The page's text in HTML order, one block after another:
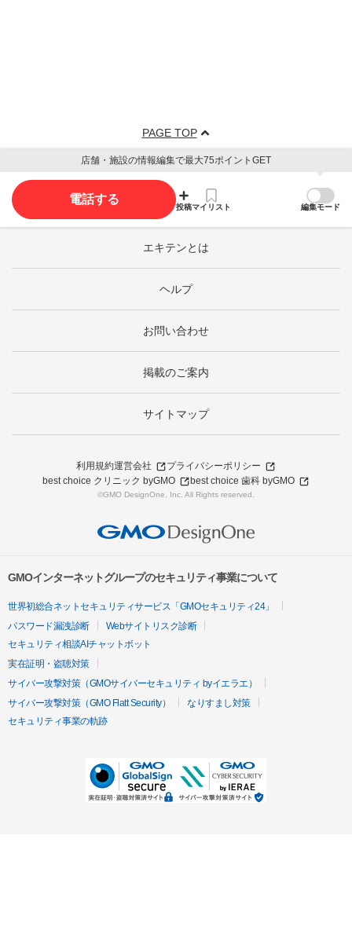
PAGE TOP
店舗・施設の情報編集で最大75ポイントGET
電話する
投稿マイリスト 編集モード
エキテンとは
ヘルプ
お問い合わせ
掲載のご案内
サイトマップ
利用規約運営会社
プライバシーポリシー
best choice クリニック byGMO
best choice 歯科 byGMO
©GMO DesignOne, Inc. All Rights reserved.
GMOインターネットグループのセキュリティ事業について
世界初総合ネットセキュリティサービス「GMOセキュリティ24」
パスワード漏洩診断
Webサイトリスク診断
セキュリティ相談AIチャットボット
実在証明・盗聴対策
サイバー攻撃対策（GMOサイバーセキュリティ byイエラエ）
サイバー攻撃対策（GMO Flatt Security）
なりすまし対策
セキュリティ事業の軌跡